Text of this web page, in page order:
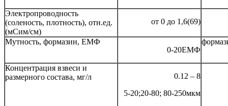
Электропроводность
(соленость, плотность), отн.ед.
(мСим/см)
от 0 до 1,6(69)
Мутность, формазин, ЕМФ
0-20ЕМФ
Концентрация взвеси и
размерного состава, мг/л
0.12 – 8
5-20;20-80; 80-250мкм